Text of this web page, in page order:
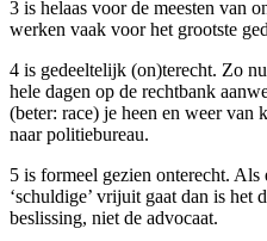
3 is helaas voor de meesten van
werken vaak voor het grootste
4 is gedeeltelijk (on)terecht. Zo
hele dagen op de rechtbank
(beter: race) je heen en weer van
naar politiebureau.
5 is formeel gezien onterecht.
‘schuldige’ vrijuit gaat dan is het
beslissing, niet de advocaat.